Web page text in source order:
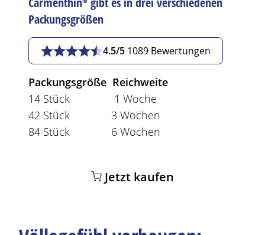
Packungsgrößen
4.5/5 1089 Bewertungen
Packungsgröße Reichweite
14 Stück 1 Woche
42 Stück 3 Wochen
84 Stück 6 Wochen
Jetzt kaufen